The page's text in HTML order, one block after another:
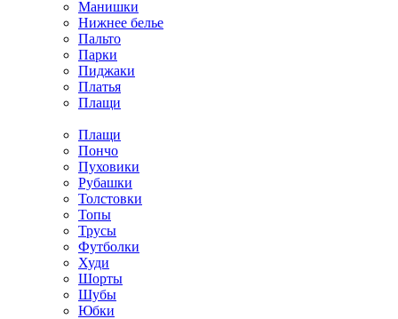
Манишки
Нижнее белье
Пальто
Парки
Пиджаки
Платья
Плащи
Плащи
Пончо
Пуховики
Рубашки
Толстовки
Топы
Трусы
Футболки
Худи
Шорты
Шубы
Юбки